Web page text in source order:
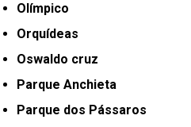
Olímpico
Orquídeas
Oswaldo cruz
Parque Anchieta
Parque dos Pássaros